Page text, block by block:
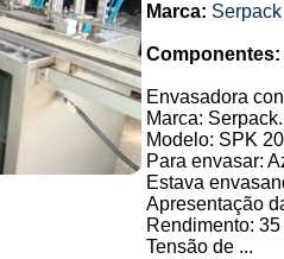
Marca: Serpack
Componentes:
Envasadora
Marca: Serpack.
Modelo: SPK
Para envasar:
Estava
Apresentação
Rendimento:
Tensão de ...